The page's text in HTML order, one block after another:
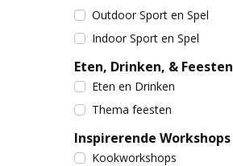
Outdoor Sport en Spel
Indoor Sport en Spel
Eten, Drinken, & Feesten
Eten en Drinken
Thema feesten
Inspirerende Workshops
Kookworkshops